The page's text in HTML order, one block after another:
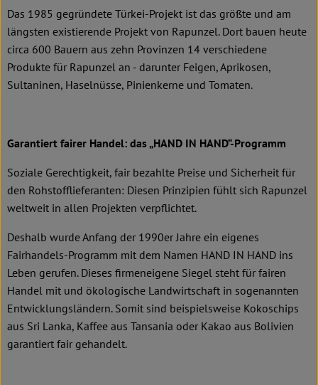
Das 1985 gegründete Türkei-Projekt ist das größte und am
längsten existierende Projekt von Rapunzel. Dort bauen heute
circa 600 Bauern aus zehn Provinzen 14 verschiedene
Produkte für Rapunzel an - darunter Feigen, Aprikosen,
Sultaninen, Haselnüsse, Pinienkerne und Tomaten.
Garantiert fairer Handel: das „HAND IN HAND“-Programm
Soziale Gerechtigkeit, fair bezahlte Preise und Sicherheit für
den Rohstofflieferanten: Diesen Prinzipien fühlt sich Rapunzel
weltweit in allen Projekten verpflichtet.
Deshalb wurde Anfang der 1990er Jahre ein eigenes
Fairhandels-Programm mit dem Namen HAND IN HAND ins
Leben gerufen. Dieses firmeneigene Siegel steht für fairen
Handel mit und ökologische Landwirtschaft in sogenannten
Entwicklungsländern. Somit sind beispielsweise Kokoschips
aus Sri Lanka, Kaffee aus Tansania oder Kakao aus Bolivien
garantiert fair gehandelt.